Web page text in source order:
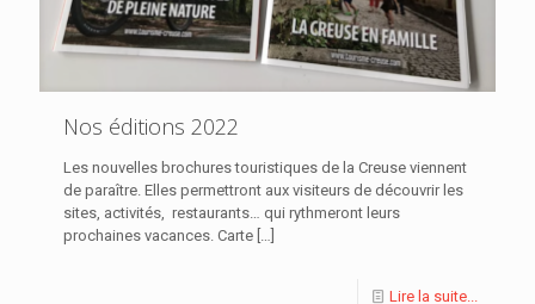
Nos éditions 2022
Les nouvelles brochures touristiques de la Creuse viennent
de paraître. Elles permettront aux visiteurs de découvrir les
sites, activités, restaurants… qui rythmeront leurs
prochaines vacances. Carte
Lire la suite...